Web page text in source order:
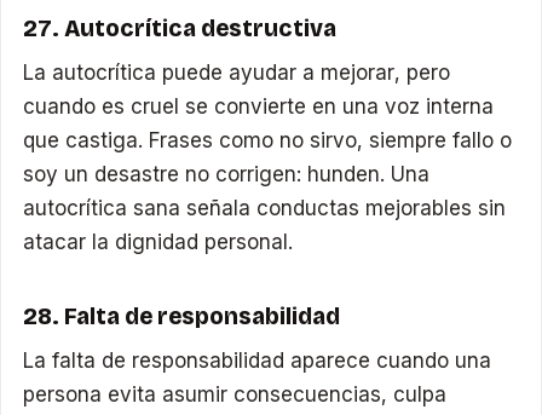
27. Autocrítica destructiva
La autocrítica puede ayudar a mejorar, pero
cuando es cruel se convierte en una voz interna
que castiga. Frases como no sirvo, siempre fallo o
soy un desastre no corrigen: hunden. Una
autocrítica sana señala conductas mejorables sin
atacar la dignidad personal.
28. Falta de responsabilidad
La falta de responsabilidad aparece cuando una
persona evita asumir consecuencias, culpa